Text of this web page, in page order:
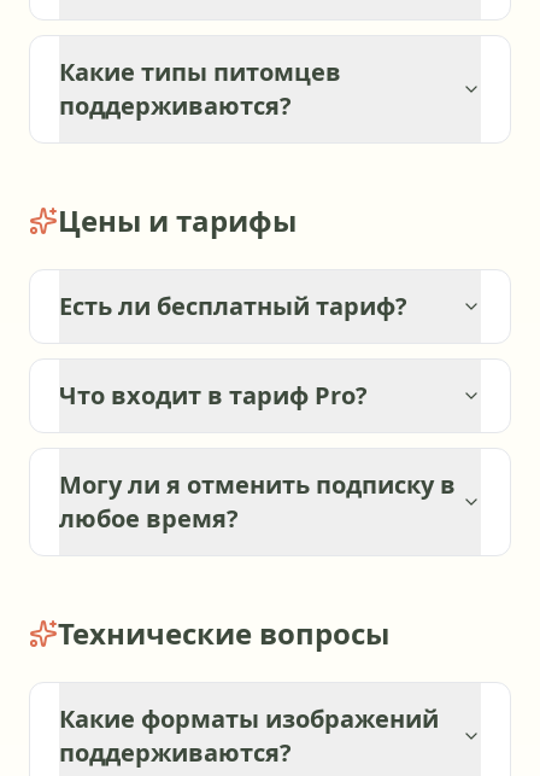
Какие типы питомцев
поддерживаются?
Цены и тарифы
Есть ли бесплатный тариф?
Что входит в тариф Pro?
Могу ли я отменить подписку в
любое время?
Технические вопросы
Какие форматы изображений
поддерживаются?